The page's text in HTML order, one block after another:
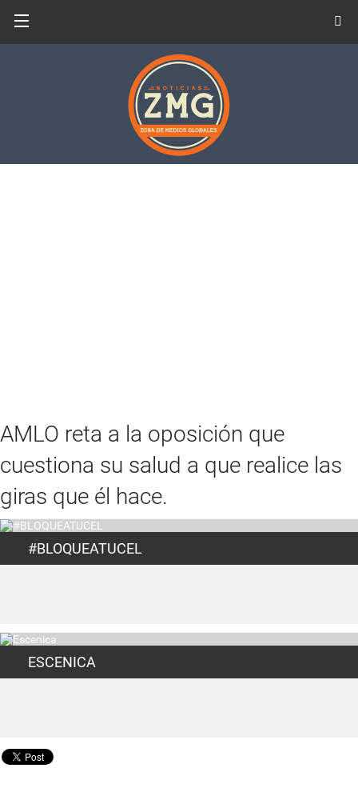
AMLO reta a la oposición que
cuestiona su salud a que realice las
giras que él hace.
#BLOQUEATUCEL
ESCENICA